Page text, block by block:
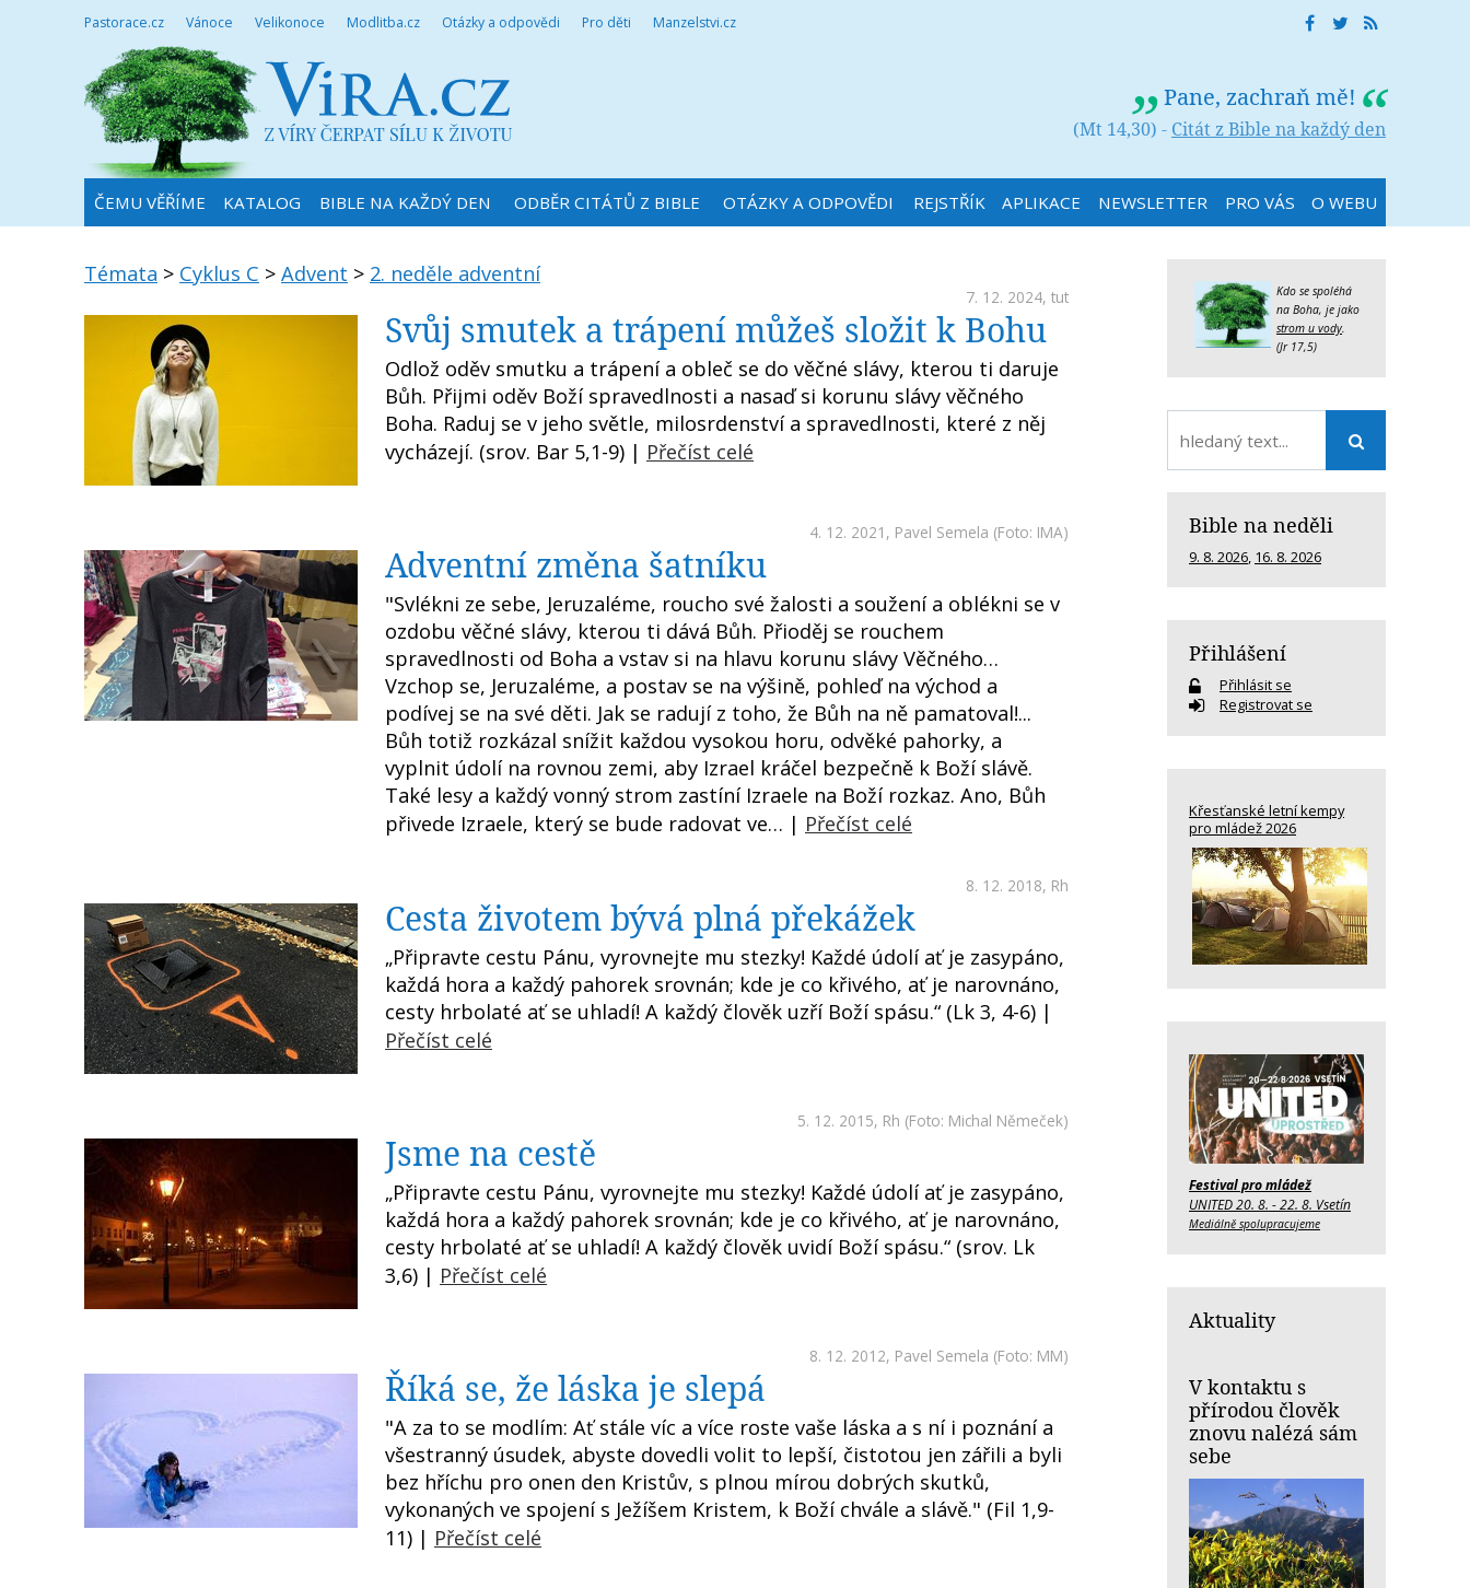
Pastorace.cz Vánoce Velikonoce Modlitba.cz Otázky a odpovědi Pro děti Manzelstvi.cz
Pane, zachraň mě!
(Mt 14,30) - Citát z Bible na každý den
ČEMU VĚŘÍME KATALOG BIBLE NA KAŽDÝ DEN ODBĚR CITÁTŮ Z BIBLE OTÁZKY A ODPOVĚDI REJSTŘÍK APLIKACE NEWSLETTER PRO VÁS O WEBU
Témata > Cyklus C > Advent > 2. neděle adventní
7. 12. 2024, tut
Svůj smutek a trápení můžeš složit k Bohu
Odlož oděv smutku a trápení a obleč se do věčné slávy, kterou ti daruje
Bůh. Přijmi oděv Boží spravedlnosti a nasaď si korunu slávy věčného
Boha. Raduj se v jeho světle, milosrdenství a spravedlnosti, které z něj
vycházejí. (srov. Bar 5,1-9) | Přečíst celé
4. 12. 2021, Pavel Semela (Foto: IMA)
Adventní změna šatníku
"Svlékni ze sebe, Jeruzaléme, roucho své žalosti a soužení a oblékni se v
ozdobu věčné slávy, kterou ti dává Bůh. Přioděj se rouchem
spravedlnosti od Boha a vstav si na hlavu korunu slávy Věčného…
Vzchop se, Jeruzaléme, a postav se na výšině, pohleď na východ a
podívej se na své děti. Jak se radují z toho, že Bůh na ně pamatoval!...
Bůh totiž rozkázal snížit každou vysokou horu, odvěké pahorky, a
vyplnit údolí na rovnou zemi, aby Izrael kráčel bezpečně k Boží slávě.
Také lesy a každý vonný strom zastíní Izraele na Boží rozkaz. Ano, Bůh
přivede Izraele, který se bude radovat ve… | Přečíst celé
8. 12. 2018, Rh
Cesta životem bývá plná překážek
„Připravte cestu Pánu, vyrovnejte mu stezky! Každé údolí ať je zasypáno,
každá hora a každý pahorek srovnán; kde je co křivého, ať je narovnáno,
cesty hrbolaté ať se uhladí! A každý člověk uzří Boží spásu.“ (Lk 3, 4-6) |
Přečíst celé
5. 12. 2015, Rh (Foto: Michal Němeček)
Jsme na cestě
„Připravte cestu Pánu, vyrovnejte mu stezky! Každé údolí ať je zasypáno,
každá hora a každý pahorek srovnán; kde je co křivého, ať je narovnáno,
cesty hrbolaté ať se uhladí! A každý člověk uvidí Boží spásu.“ (srov. Lk
3,6) | Přečíst celé
8. 12. 2012, Pavel Semela (Foto: MM)
Říká se, že láska je slepá
"A za to se modlím: Ať stále víc a více roste vaše láska a s ní i poznání a
všestranný úsudek, abyste dovedli volit to lepší, čistotou jen zářili a byli
bez hříchu pro onen den Kristův, s plnou mírou dobrých skutků,
vykonaných ve spojení s Ježíšem Kristem, k Boží chvále a slávě." (Fil 1,9-
11) | Přečíst celé
Kdo se spoléhá
na Boha, je jako
strom u vody.
(Jr 17,5)
Bible na neděli
9. 8. 2026, 16. 8. 2026
Přihlášení
Přihlásit se
Registrovat se
Křesťanské letní kempy
pro mládež 2026
Festival pro mládež
UNITED 20. 8. - 22. 8. Vsetín
Mediálně spolupracujeme
Aktuality
V kontaktu s
přírodou člověk
znovu nalézá sám
sebe